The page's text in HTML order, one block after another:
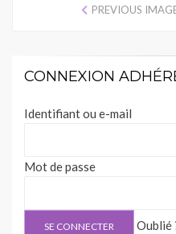
PREVIOUS
CONNEXION
Identifiant ou e-mail
Mot de passe
Oublié